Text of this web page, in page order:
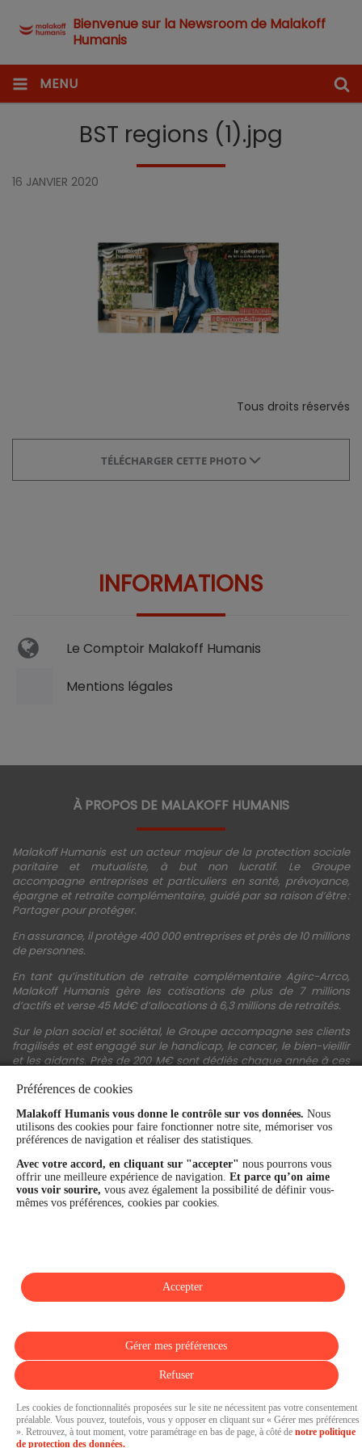
Bienvenue sur la Newsroom de Malakoff
Humanis
MENU
BST regions (1).jpg
16 JANVIER 2020
Tous droits réservés
TÉLÉCHARGER CETTE PHOTO
INFORMATIONS
Le Comptoir Malakoff Humanis
Mentions légales
À PROPOS DE MALAKOFF HUMANIS
Malakoff Humanis est un acteur majeur de la protection sociale
paritaire et mutualiste, à but non lucratif. Le Groupe
accompagne entreprises et particuliers en santé, prévoyance,
épargne et retraite complémentaire, guidé par sa raison d’être :
Partager pour protéger.
En assurance, il protège 400 000 entreprises et près de 10 millions
de personnes.
En tant qu’institution de retraite complémentaire Agirc-Arrco,
Malakoff Humanis gère les cotisations de plus de 7 millions
d’actifs et verse 45 Md€ d’allocations à 6,3 millions de retraités.
Sur le plan social et sociétal, le Groupe accompagne ses clients
fragilisés et est engagé sur le handicap, le cancer, le bien-vieillir
et les aidants. Près de 200 M€ sont dédiés chaque année à ces
financière et la performance du Groupe sont confirmées par une
notation A+ attribuée depuis 4 ans par S&P Global Ratings et
Fitch Ratings. Sur les plans extra-financiers, Malakoff Humanis
figure parmi les 2% des entreprises les mieux notées au monde
en matière de critères RSE (Ecovadis, niveau Gold - 81/100 en
2026). Enfin, Malakoff Humanis est certifié Top Employer France
par le Top Employers Institute depuis 3 ans.
Pressroom propulsée par
Préférences de cookies
Malakoff Humanis vous donne le contrôle sur vos données. Nous
utilisons des cookies pour faire fonctionner notre site, mémoriser vos
préférences de navigation et réaliser des statistiques.
Avec votre accord, en cliquant sur "accepter" nous pourrons vous
offrir une meilleure expérience de navigation. Et parce qu’on aime
vous voir sourire, vous avez également la possibilité de définir vous-
mêmes vos préférences, cookies par cookies.
Les cookies de fonctionnalités proposées sur le site ne nécessitent pas votre consentement
préalable. Vous pouvez, toutefois, vous y opposer en cliquant sur « Gérer mes préférences
». Retrouvez, à tout moment, votre paramétrage en bas de page, à côté de notre politique
de protection des données.
Refuser
Gérer mes préférences
Accepter